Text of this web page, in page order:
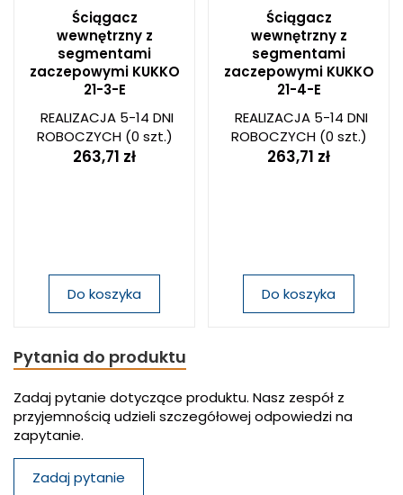
Ściągacz
wewnętrzny z
segmentami
zaczepowymi KUKKO
21-3-E
REALIZACJA 5-14 DNI
ROBOCZYCH(0 szt.)
263,71 zł
Do koszyka
Ściągacz
wewnętrzny z
segmentami
zaczepowymi KUKKO
21-4-E
REALIZACJA 5-14 DNI
ROBOCZYCH(0 szt.)
263,71 zł
Do koszyka
Pytania do produktu
Zadaj pytanie dotyczące produktu. Nasz zespół z
przyjemnością udzieli szczegółowej odpowiedzi na
zapytanie.
Zadaj pytanie